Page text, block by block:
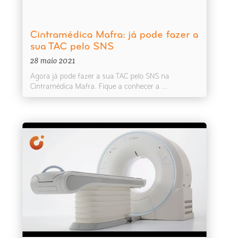
Cintramédica Mafra: já pode fazer a
sua TAC pelo SNS
28 maio 2021
Agora já pode fazer a sua TAC pelo SNS na
Cintramédica Mafra. Fique a conhecer a ...